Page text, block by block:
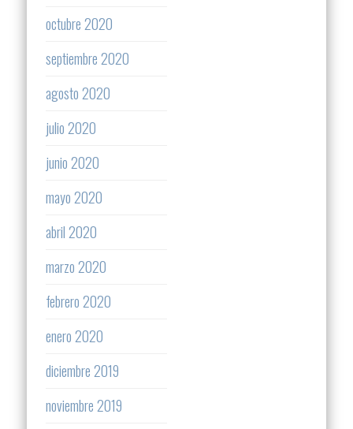
octubre 2020
septiembre 2020
agosto 2020
julio 2020
junio 2020
mayo 2020
abril 2020
marzo 2020
febrero 2020
enero 2020
diciembre 2019
noviembre 2019